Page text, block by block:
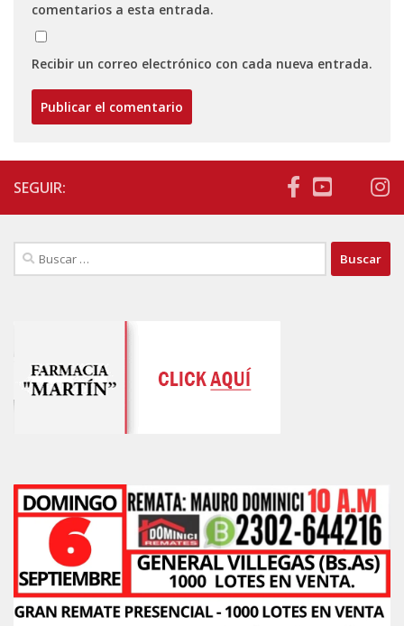
comentarios a esta entrada.
Recibir un correo electrónico con cada nueva entrada.
SEGUIR:
Buscar: